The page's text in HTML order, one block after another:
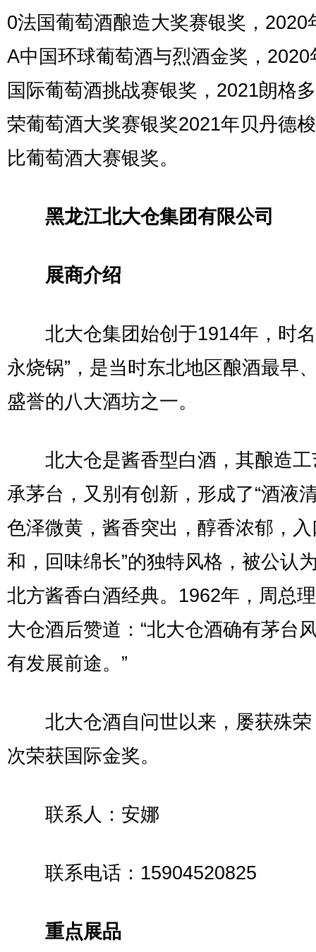
0法国葡萄酒酿造大奖赛银奖，2020
A中国环球葡萄酒与烈酒金奖，2020
国际葡萄酒挑战赛银奖，2021朗格
荣葡萄酒大奖赛银奖2021年贝丹德
比葡萄酒大赛银奖。
黑龙江北大仓集团有限公司
展商介绍
北大仓集团始创于1914年，时名
永烧锅”，是当时东北地区酿酒最早
盛誉的八大酒坊之一。
北大仓是酱香型白酒，其酿造工
承茅台，又别有创新，形成了“酒液
色泽微黄，酱香突出，醇香浓郁，
和，回味绵长”的独特风格，被公认
北方酱香白酒经典。1962年，周总
大仓酒后赞道：“北大仓酒确有茅台
有发展前途。”
北大仓酒自问世以来，屡获殊荣
次荣获国际金奖。
联系人：安娜
联系电话：15904520825
重点展品